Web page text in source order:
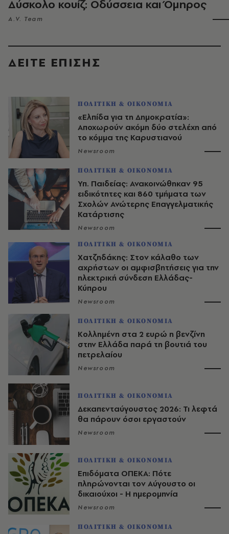
Δύσκολο κουίζ: Οδύσσεια και Όμηρος
A.V. Team
ΔΕΙΤΕ ΕΠΙΣΗΣ
ΠΟΛΙΤΙΚΗ & ΟΙΚΟΝΟΜΙΑ
«Ελπίδα για τη Δημοκρατία»:
Αποχωρούν ακόμη δύο στελέχη από
το κόμμα της Καρυστιανού
Newsroom
ΠΟΛΙΤΙΚΗ & ΟΙΚΟΝΟΜΙΑ
Υπ. Παιδείας: Ανακοινώθηκαν 95
ειδικότητες και 860 τμήματα των
Σχολών Ανώτερης Επαγγελματικής
Κατάρτισης
Newsroom
ΠΟΛΙΤΙΚΗ & ΟΙΚΟΝΟΜΙΑ
Χατζηδάκης: Στον κάλαθο των
αχρήστων οι αμφισβητήσεις για την
ηλεκτρική σύνδεση Ελλάδας-
Κύπρου
Newsroom
ΠΟΛΙΤΙΚΗ & ΟΙΚΟΝΟΜΙΑ
Κολλημένη στα 2 ευρώ η βενζίνη
στην Ελλάδα παρά τη βουτιά του
πετρελαίου
Newsroom
ΠΟΛΙΤΙΚΗ & ΟΙΚΟΝΟΜΙΑ
Δεκαπενταύγουστος 2026: Τι λεφτά
θα πάρουν όσοι εργαστούν
Newsroom
ΠΟΛΙΤΙΚΗ & ΟΙΚΟΝΟΜΙΑ
Επιδόματα ΟΠΕΚΑ: Πότε
πληρώνονται τον Αύγουστο οι
δικαιούχοι - Η ημερομηνία
Newsroom
ΠΟΛΙΤΙΚΗ & ΟΙΚΟΝΟΜΙΑ